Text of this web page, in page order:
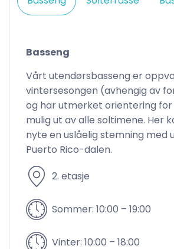
Basseng
Vårt utendørsbasseng er
vintersesongen (avhengig av
og har utmerket orientering
mulig ut av alle soltimene. Her
nyte en uslåelig stemning med
Puerto Rico-dalen.
2. etasje
Sommer: 10:00 – 19:00
Vinter: 10:00 – 18:00